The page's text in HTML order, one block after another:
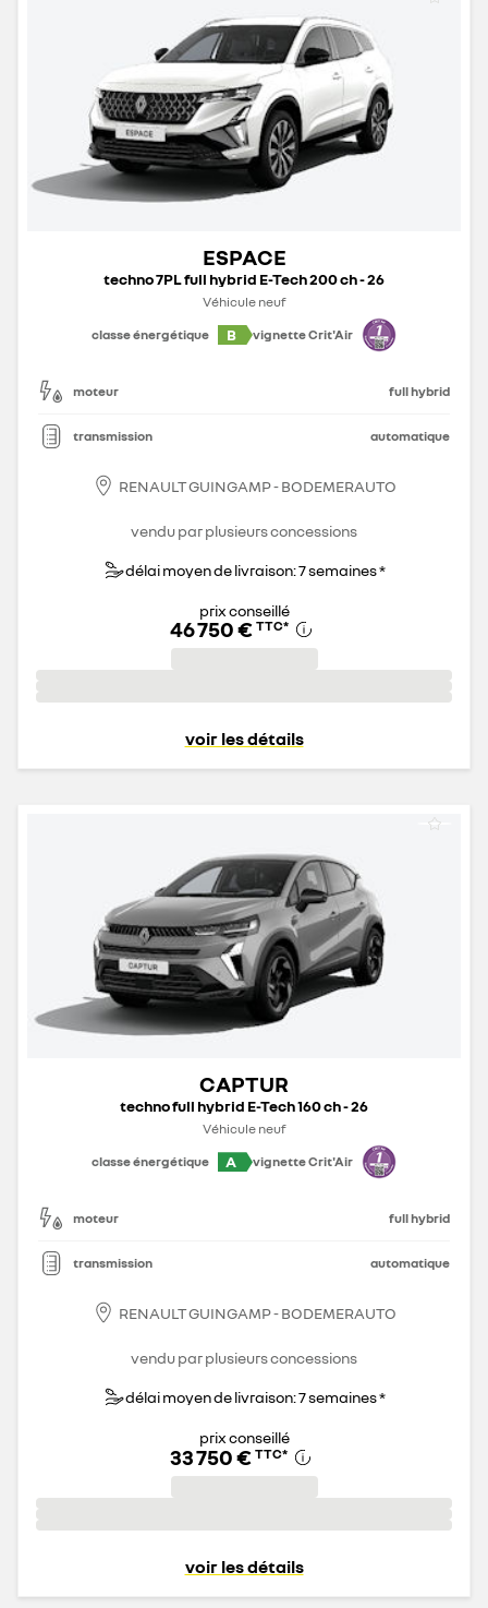
ESPACE
techno 7PL full hybrid E-Tech 200 ch - 26
Véhicule neuf
classe énergétique
B vignette Crit'Air
moteur full hybrid
transmission automatique
RENAULT GUINGAMP - BODEMERAUTO
vendu par plusieurs concessions
délai moyen de livraison: 7 semaines *
prix conseillé
46 750 € TTC*
voir les détails
CAPTUR
techno full hybrid E-Tech 160 ch - 26
Véhicule neuf
classe énergétique
A vignette Crit'Air
moteur full hybrid
transmission automatique
RENAULT GUINGAMP - BODEMERAUTO
vendu par plusieurs concessions
délai moyen de livraison: 7 semaines *
prix conseillé
33 750 € TTC*
voir les détails